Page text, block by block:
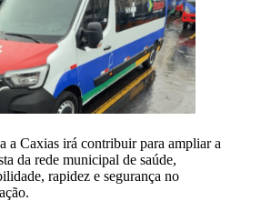
a Caxias irá contribuir para ampliar a
da rede municipal de saúde,
rapidez e segurança no